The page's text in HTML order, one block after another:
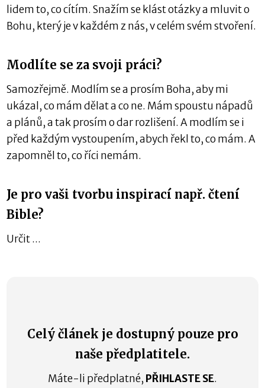
lidem to, co cítím. Snažím se klást otázky a mluvit o
Bohu, který je v každém z nás, v celém svém stvoření.
Modlíte se za svoji práci?
Samozřejmě. Modlím se a prosím Boha, aby mi
ukázal, co mám dělat a co ne. Mám spoustu nápadů
a plánů, a tak prosím o dar rozlišení. A modlím se i
před každým vystoupením, abych řekl to, co mám. A
zapomněl to, co říci nemám.
Je pro vaši tvorbu inspirací např. čtení
Bible?
Určit ...
Celý článek je dostupný pouze pro
naše předplatitele.
Máte-li předplatné, PŘIHLASTE SE.